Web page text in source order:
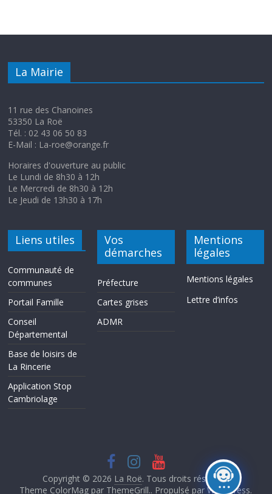
La Mairie
11 rue des Chanoines
53350 La Roë
Tél. : 02 43 06 50 83
E-Mail : La-roe@orange.fr
Horaires d'ouverture au public
Le Lundi de 8h30 à 12h
Le Mercredi de 8h30 à 12h
Le Jeudi de 13h30 à 17h
Liens utiles
Communauté de
communes
Portail Famille
Conseil
Départemental
Base de loisirs de
La Rincerie
Application Stop
Cambriolage
Vos
démarches
Préfecture
Cartes grises
ADMR
Mentions
légales
Mentions légales
Lettre d’infos
Copyright © 2026 La Roë. Tous droits réservés.
Theme ColorMag par ThemeGrill.. Propulsé parWordPress.